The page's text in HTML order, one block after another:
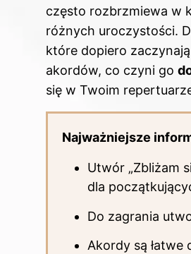
często rozbrzmiewa w
różnych uroczystości.
które dopiero
akordów, co czyni go
się w Twoim
Najważniejsze
Utwór „Zbliżam
dla
Do zagrania
Akordy są łatwe